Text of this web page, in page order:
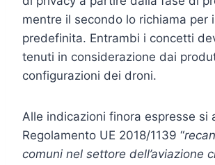
mentre il secondo lo richiama per
predefinita. Entrambi i concetti
tenuti in considerazione dai
configurazioni dei droni.
Alle indicazioni finora espresse si
Regolamento UE 2018/1139 “
comuni nel settore dell’aviazione